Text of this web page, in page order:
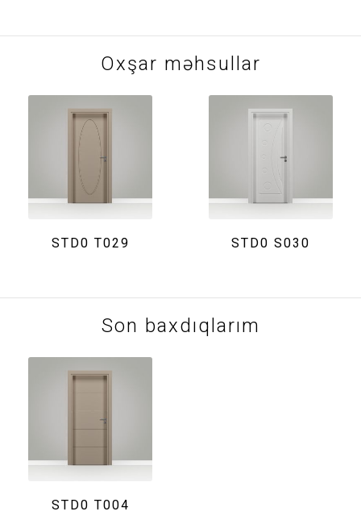
Oxşar məhsullar
STD0 T029 STD0 S030
Son baxdıqlarım
STD0 T004